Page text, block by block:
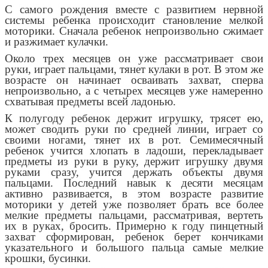
С самого рождения вместе с развитием нервной
системы ребенка происходит становление мелкой
моторики. Сначала ребенок непроизвольно сжимает
и разжимает кулачки.
Около трех месяцев он уже рассматривает свои
руки, играет пальцами, тянет кулаки в рот. В этом же
возрасте он начинает осваивать захват, сперва
непроизвольно, а с четырех месяцев уже намеренно
схватывая предметы всей ладонью.
К полугоду ребенок держит игрушку, трясет ею,
может сводить руки по средней линии, играет со
своими ногами, тянет их в рот. Семимесячный
ребенок учится хлопать в ладоши, перекладывает
предметы из руки в руку, держит игрушку двумя
руками сразу, учится держать объекты двумя
пальцами. Последний навык к десяти месяцам
активно развивается, в этом возрасте развитие
моторики у детей уже позволяет брать все более
мелкие предметы пальцами, рассматривая, вертеть
их в руках, бросить. Примерно к году пинцетный
захват сформирован, ребенок берет кончиками
указательного и большого пальца самые мелкие
крошки, бусинки.